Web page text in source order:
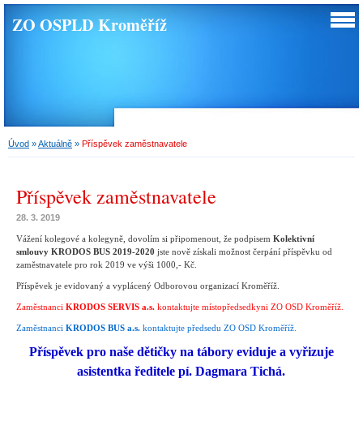
ZO OSPLD Kroměříž
Úvod »Aktuálně » Příspěvek zaměstnavatele
Příspěvek zaměstnavatele
28. 3. 2019
Vážení kolegové a kolegyně, dovolím si připomenout, že podpisem Kolektivní
smlouvy KRODOS BUS 2019-2020 jste nově získali možnost čerpání příspěvku od
zaměstnavatele pro rok 2019 ve výši 1000,- Kč.
Příspěvek je evidovaný a vyplácený Odborovou organizací Kroměříž
Zaměstnanci KRODOS SERVIS a.s. kontaktujte místopředsedkyni ZO OSD Kroměříž.
Zaměstnanci KRODOS BUS a.s. kontaktujte předsedu ZO OSD Kroměříž.
Příspěvek pro naše dětičky na tábory eviduje a vyřizuje
asistentka ředitele pí. Dagmara Tichá.